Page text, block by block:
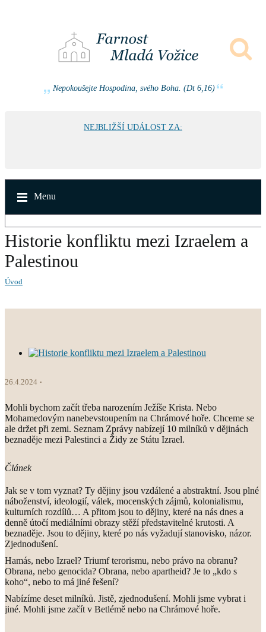
Nepokoušejte Hospodina, svého Boha. (Dt 6,16)
NEJBLIŽŠÍ UDÁLOST ZA:
Menu
Historie konfliktu mezi Izraelem a
Palestinou
Úvod
26.4.2024
Mohli bychom začít třeba narozením Ježíše Krista. Nebo
Mohamedovým nanebevstoupením na Chrámové hoře. Chceme se
ale držet při zemi. Seznam Zprávy nabízejí 10 milníků v dějinách
beznaděje mezi Palestinci a Židy ze Státu Izrael.
Článek
Jak se v tom vyznat? Ty dějiny jsou vzdálené a abstraktní. Jsou plné
náboženství, ideologií, válek, mocenských zájmů, kolonialismu,
kulturních rozdílů… A přitom jsou to dějiny, které na nás dnes a
denně útočí mediálními obrazy stěží představitelné krutosti. A
beznaděje. Jsou to dějiny, které po nás vyžadují stanovisko, názor.
Zjednodušení.
Hamás, nebo Izrael? Triumf terorismu, nebo právo na obranu?
Obrana, nebo genocida? Obrana, nebo apartheid? Je to „kdo s
koho“, nebo to má jiné řešení?
Nabízíme deset milníků. Jistě, zjednodušení. Mohli jsme vybrat i
jiné. Mohli jsme začít v Betlémě nebo na Chrámové hoře.